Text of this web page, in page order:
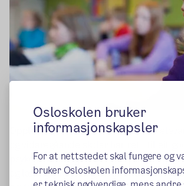
Osloskolen bruker
informasjonskapsler
For at nettstedet skal fungere og
bruker Osloskolen
Opplæringsloven § 12 sier at «alle
psykososialt miljø som fremjar helse,
og læring.» Retten gjelder både det